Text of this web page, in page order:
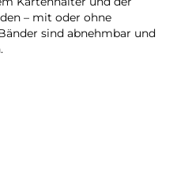
– mit oder ohne
sind abnehmbar und